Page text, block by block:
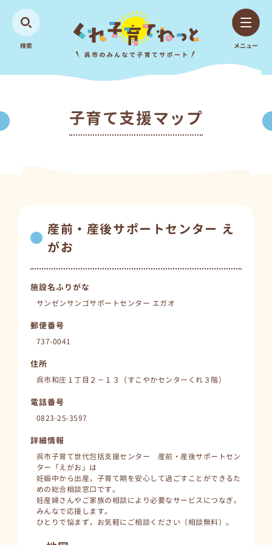
検索 メニュー
子育て支援マップ
産前・産後サポートセンター え
がお
施設名ふりがな
サンゼンサンゴサポートセンター エガオ
郵便番号
737-0041
住所
呉市和庄１丁目２－１３（すこやかセンターくれ３階）
電話番号
0823-25-3597
詳細情報
呉市子育て世代包括支援センター 産前・産後サポートセン
ター「えがお」は
妊娠中から出産，子育て期を安心して過ごすことができるた
めの総合相談窓口です。
妊産婦さんやご家族の相談により必要なサービスにつなぎ，
みんなで応援します。
ひとりで悩まず，お気軽にご相談ください（相談無料）。